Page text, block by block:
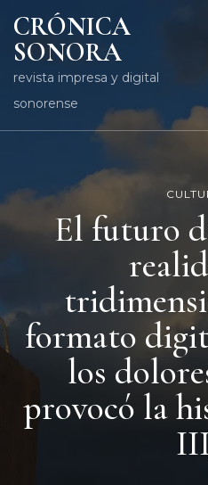
CRÓNICA
SONORA
revista impresa y digital
sonorense
El futuro
formato
los
provocó la